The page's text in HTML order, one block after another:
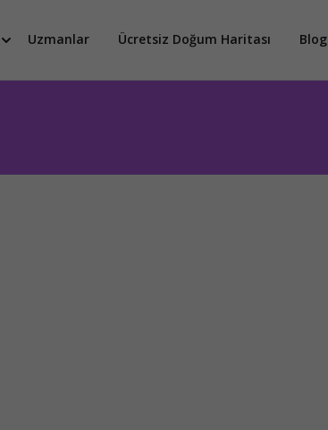
Uzmanlar Ücretsiz Doğum Haritası Blog